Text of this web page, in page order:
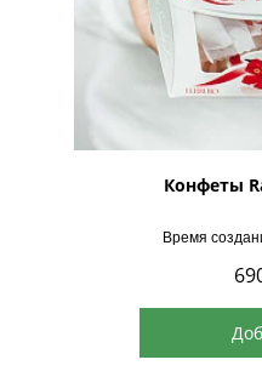
Конфеты
Время